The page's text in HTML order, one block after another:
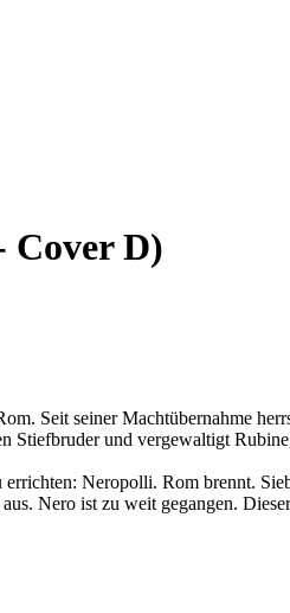
Cover D)
Seit seiner Machtübernahme
Stiefbruder und vergewaltigt
Neropolli. Rom brennt.
Nero ist zu weit gegangen.